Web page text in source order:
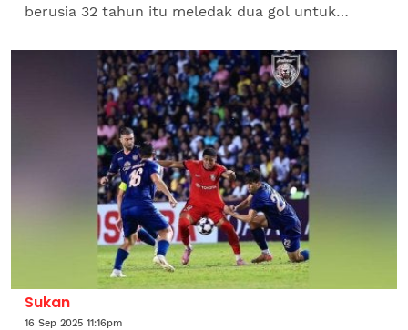
berusia 32 tahun itu meledak dua gol untuk
3-1 dalam aksi Liga...
Sukan
16 Sep 2025 11:16pm